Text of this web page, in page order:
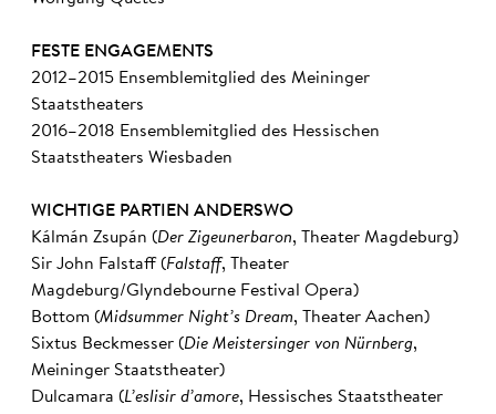
FESTE ENGAGEMENTS
2012–2015 Ensemblemitglied des Meininger
Staatstheaters
2016–2018 Ensemblemitglied des Hessischen
Staatstheaters Wiesbaden
WICHTIGE PARTIEN ANDERSWO
Kálmán Zsupán (Der Zigeunerbaron, Theater Magdeburg)
Sir John Falstaff (Falstaff, Theater
Magdeburg/Glyndebourne Festival Opera)
Bottom (Midsummer Night’s Dream, Theater Aachen)
Sixtus Beckmesser (Die Meistersinger von Nürnberg,
Meininger Staatstheater)
Dulcamara (L’eslisir d’amore, Hessisches Staatstheater